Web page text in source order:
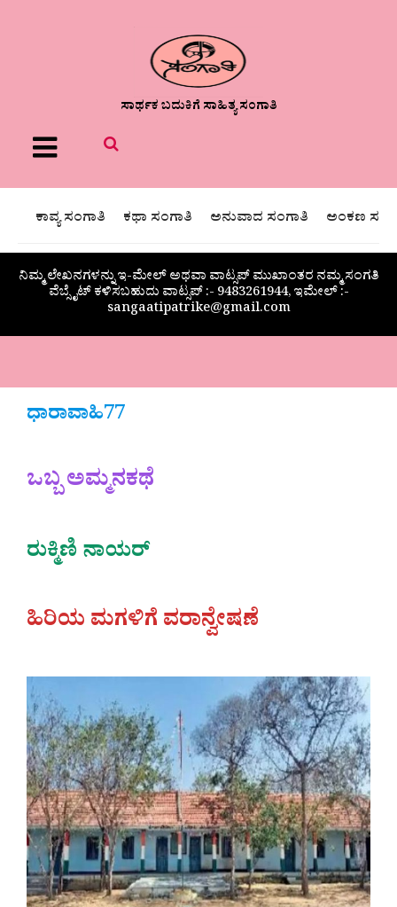
ಸಾರ್ಥಕ ಬದುಕಿಗೆ ಸಾಹಿತ್ಯ ಸಂಗಾತಿ
Menu
ಕಾವ್ಯ ಸಂಗಾತಿ ಕಥಾ ಸಂಗಾತಿ ಅನುವಾದ ಸಂಗಾತಿ ಅಂಕಣ
ನಿಮ್ಮ ಲೇಖನಗಳನ್ನು ಇ-ಮೇಲ್ ಅಥವಾ ವಾಟ್ಸಪ್ ಮುಖಾಂತರ ನಮ್ಮ ಸಂಗತಿ
ವೆಬ್ಸೈಟ್ ಕಳಿಸಬಹುದು ವಾಟ್ಸಪ್‌ :- 9483261944, ಇಮೇಲ್ :-
sangaatipatrike@gmail.com
ಧಾರಾವಾಹಿ77
ಒಬ್ಬ ಅಮ್ಮನಕಥೆ
ರುಕ್ಮಿಣಿ ನಾಯರ್
ಹಿರಿಯ ಮಗಳಿಗೆ ವರಾನ್ವೇಷಣೆ